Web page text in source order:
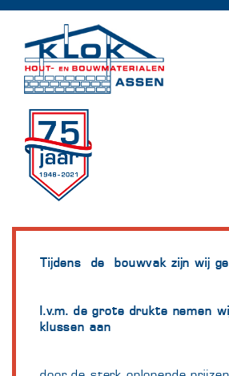
Tijdens de bouwvak zijn wij
I.v.m. de grote drukte nemen
klussen aan